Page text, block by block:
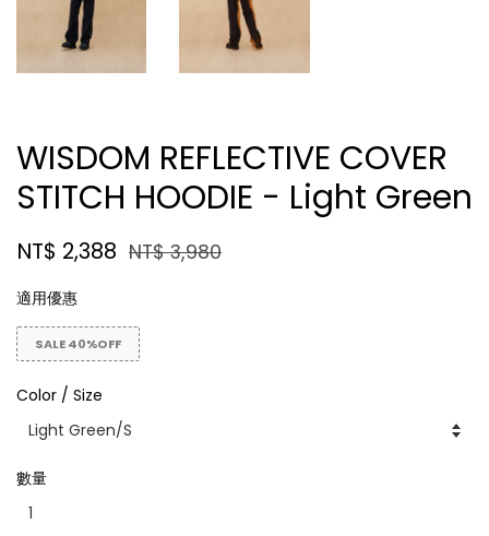
WISDOM REFLECTIVE COVER
STITCH HOODIE - Light Green
NT$ 2,388 NT$ 3,980
適用優惠
SALE 40%OFF
Color / Size
數量